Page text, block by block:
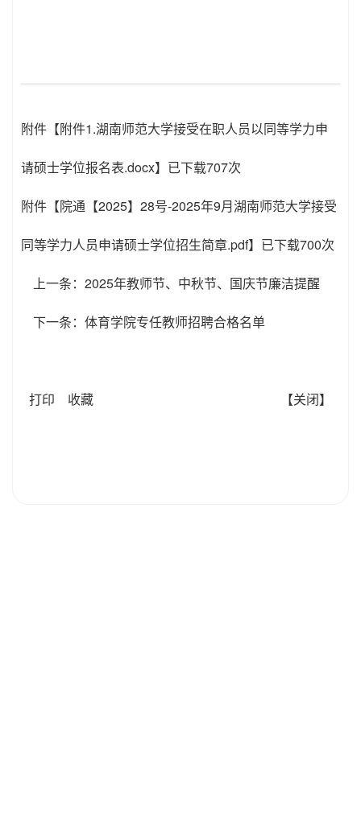
附件【附件1.湖南师范大学接受在职人员以同等学力申
请硕士学位报名表.docx】已下载707次
附件【院通【2025】28号-2025年9月湖南师范大学接受
同等学力人员申请硕士学位招生简章.pdf】已下载700次
上一条： 2025年教师节、中秋节、国庆节廉洁提醒
下一条： 体育学院专任教师招聘合格名单
【关闭】
打印 收藏